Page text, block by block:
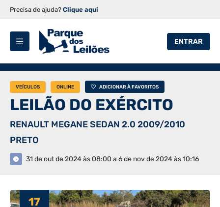
Precisa de ajuda? Clique aqui
ENTRAR
VEÍCULOS ONLINE ADICIONAR À FAVORITOS
LEILÃO DO EXÉRCITO
RENAULT MEGANE SEDAN 2.0 2009/2010
PRETO
31 de out de 2024 às 08:00 a 6 de nov de 2024 às 10:16
17